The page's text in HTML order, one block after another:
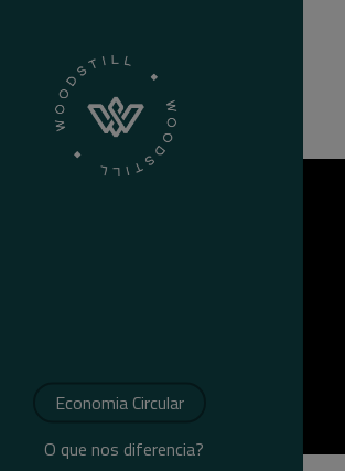
content
Economia Circular
O que nos diferencia?